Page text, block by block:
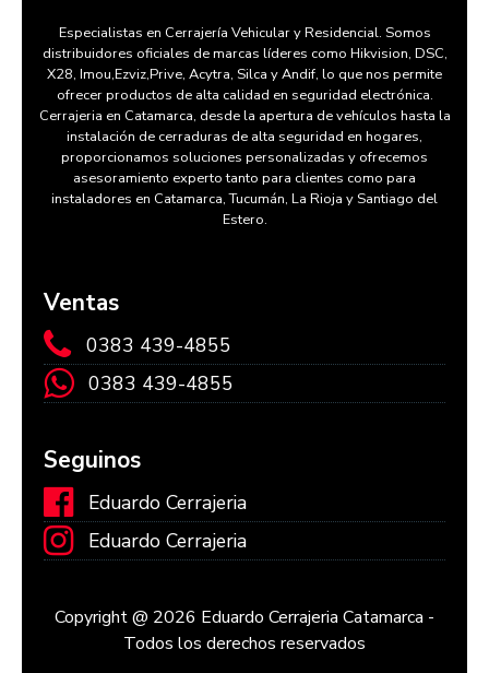
Especialistas en Cerrajería Vehicular y Residencial. Somos
distribuidores oficiales de marcas líderes como Hikvision, DSC,
X28, Imou,Ezviz,Prive, Acytra, Silca y Andif, lo que nos permite
ofrecer productos de alta calidad en seguridad electrónica.
Cerrajeria en Catamarca, desde la apertura de vehículos hasta la
instalación de cerraduras de alta seguridad en hogares,
proporcionamos soluciones personalizadas y ofrecemos
asesoramiento experto tanto para clientes como para
instaladores en Catamarca, Tucumán, La Rioja y Santiago del
Estero.
Ventas
0383 439-4855
0383 439-4855
Seguinos
Eduardo Cerrajeria
Eduardo Cerrajeria
Copyright @ 2026 Eduardo Cerrajeria Catamarca -
Todos los derechos reservados